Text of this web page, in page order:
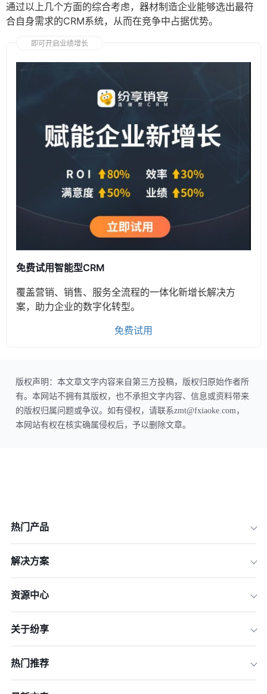
通过以上几个方面的综合考虑，器材制造企业能够选出最符
合自身需求的CRM系统，从而在竞争中占据优势。
即可开启业绩增长
免费试用智能型CRM
覆盖营销、销售、服务全流程的一体化新增长解决方
案，助力企业的数字化转型。
免费试用
版权声明：本文章文字内容来自第三方投稿，版权归原始作者所
有。本网站不拥有其版权，也不承担文字内容、信息或资料带来
的版权归属问题或争议。如有侵权，请联系zmt@fxiaoke.com，
本网站有权在核实确属侵权后，予以删除文章。
热门产品
解决方案
资源中心
关于纷享
热门推荐